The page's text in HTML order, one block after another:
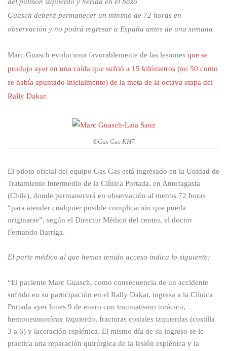
Guasch deberá permanecer un mínimo de 72 horas en
observación y no podrá regresar a España antes de una semana
Marc Guasch evoluciona favorablemente de las lesiones que se
produjo ayer en una caída que sufrió a 15 kilómetros (no 50 como
se había apuntado inicialmente) de la meta de la octava etapa del
Rally Dakar.
©Gas Gas KH7
El piloto oficial del equipo Gas Gas está ingresado en la Unidad de
Tratamiento Intermedio de la Clínica Portada, en Antofagasta
(Chile), donde permanecerá en observación al menos 72 horas
“para atender cualquier posible complicación que pueda
originarse”, según el Director Médico del centro, el doctor
Fernando Barriga.
El parte médico al que hemos tenido acceso indica lo siguiente:
“El paciente Marc Guasch, como consecuencia de un accidente
sufrido en su participación en el Rally Dakar, ingresa a la Clínica
Portada ayer lunes 9 de enero con traumatismo torácico,
hemoneumotórax izquierdo, fracturas costales izquierdas (costilla
3 a 6) y laceración esplénica. El mismo día de su ingreso se le
practica una reparación quirúrgica de la lesión esplénica y la